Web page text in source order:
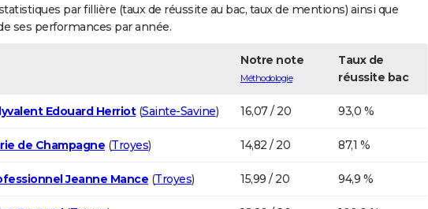
par fillière (taux de réussite au bac, taux de mentions) ainsi que
ses performances par année.
Notre note
Méthodologie
Taux de
réussite bac
Edouard Herriot(Sainte-Savine) 16,07 / 20 93,0 %
de Champagne (Troyes) 14,82 / 20 87,1 %
Jeanne Mance (Troyes) 15,99 / 20 94,9 %